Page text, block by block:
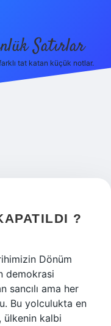
Satırlar
tat katan küçük notlar.
?
Dönüm
demokrasi
sancılı ama her
Bu yolculukta en
kalbi